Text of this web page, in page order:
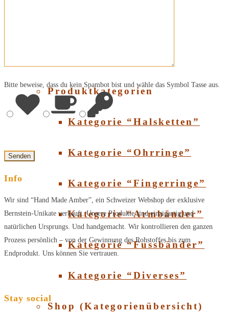
Produktkategorien
Kategorie “Halsketten”
Kategorie “Ohrringe”
Kategorie “Fingerringe”
Kategorie “Armbänder”
Kategorie “Fussbänder”
Kategorie “Diverses”
Shop (Kategorienübersicht)
Bitte beweise, dass du kein Spambot bist und wähle das Symbol Tasse aus.
Info
Wir sind “Hand Made Amber”, ein Schweizer Webshop der exklusive
Bernstein-Unikate verkauft. Unsere Produkte sind einzigartig und
natürlichen Ursprungs. Und handgemacht. Wir kontrollieren den ganzen
Prozess persönlich – von der Gewinnung des Rohstoffes bis zum
Endprodukt. Uns können Sie vertrauen.
Stay social